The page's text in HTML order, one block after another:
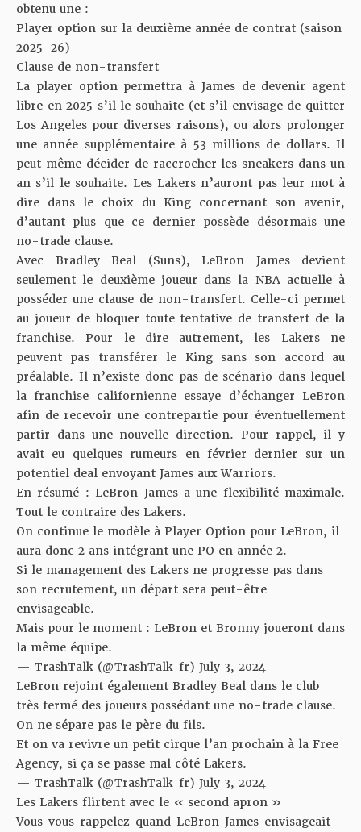
obtenu une :
Player option sur la deuxième année de contrat (saison
2025-26)
Clause de non-transfert
La player option permettra à James de devenir agent
libre en 2025 s’il le souhaite (et s’il envisage de quitter
Los Angeles pour diverses raisons), ou alors prolonger
une année supplémentaire à 53 millions de dollars. Il
peut même décider de raccrocher les sneakers dans un
an s’il le souhaite. Les Lakers n’auront pas leur mot à
dire dans le choix du King concernant son avenir,
d’autant plus que ce dernier possède désormais une
no-trade clause.
Avec Bradley Beal (Suns), LeBron James devient
seulement le deuxième joueur dans la NBA actuelle à
posséder une clause de non-transfert. Celle-ci permet
au joueur de bloquer toute tentative de transfert de la
franchise. Pour le dire autrement, les Lakers ne
peuvent pas transférer le King sans son accord au
préalable. Il n’existe donc pas de scénario dans lequel
la franchise californienne essaye d’échanger LeBron
afin de recevoir une contrepartie pour éventuellement
partir dans une nouvelle direction. Pour rappel, il y
avait eu quelques rumeurs en février dernier sur un
potentiel deal envoyant James aux Warriors.
En résumé : LeBron James a une flexibilité maximale.
Tout le contraire des Lakers.
On continue le modèle à Player Option pour LeBron, il
aura donc 2 ans intégrant une PO en année 2.
Si le management des Lakers ne progresse pas dans
son recrutement, un départ sera peut-être
envisageable.
Mais pour le moment : LeBron et Bronny joueront dans
la même équipe.
— TrashTalk (@TrashTalk_fr) July 3, 2024
LeBron rejoint également Bradley Beal dans le club
très fermé des joueurs possédant une no-trade clause.
On ne sépare pas le père du fils.
Et on va revivre un petit cirque l’an prochain à la Free
Agency, si ça se passe mal côté Lakers.
— TrashTalk (@TrashTalk_fr) July 3, 2024
Les Lakers flirtent avec le « second apron »
Vous vous rappelez quand LeBron James envisageait –